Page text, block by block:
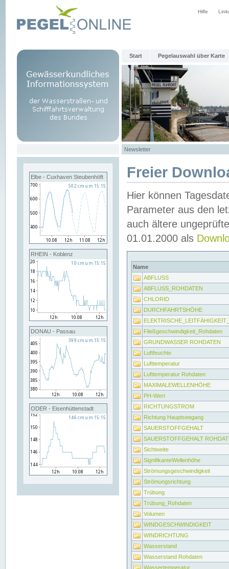
Hilfe
Start Pegelauswahl über Karte
Newsletter
Elbe - Cuxhaven Steubenhöft
RHEIN - Koblenz
DONAU - Passau
ODER - Eisenhüttenstadt
Freier
Hier können
Parameter aus den
auch ältere
01.01.2000 als
Name
ABFLUSS
ABFLUSS_ROHDATEN
CHLORID
DURCHFAHRTSHÖHE
Fließgeschwindigkeit_Rohdaten
GRUNDWASSER ROHDATEN
Luftfeuchte
Lufttemperatur
Lufttemperatur Rohdaten
MAXIMALEWELLENHÖHE
PH-Wert
RICHTUNGSTROM
Richtung Hauptseegang
SAUERSTOFFGEHALT
SAUERSTOFFGEHALT
Sichtweite
SignifikanteWellenhöhe
Strömungsgeschwindigkeit
Strömungsrichtung
Trübung
Trübung_Rohdaten
Volumen
WINDGESCHWINDIGKEIT
WINDRICHTUNG
Wasserstand
Wasserstand Rohdaten
Wassertemperatur